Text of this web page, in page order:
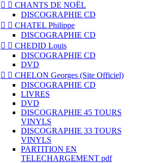
  CHANTS DE NOËL
DISCOGRAPHIE CD
  CHATEL Philippe
DISCOGRAPHIE CD
  CHEDID Louis
DISCOGRAPHIE CD
DVD
  CHELON Georges (Site Officiel)
DISCOGRAPHIE CD
LIVRES
DVD
DISCOGRAPHIE 45 TOURS
VINYLS
DISCOGRAPHIE 33 TOURS
VINYLS
PARTITION EN
TELECHARGEMENT pdf